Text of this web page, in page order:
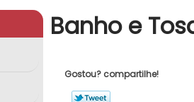
Banho e
Gostou? compartilhe!